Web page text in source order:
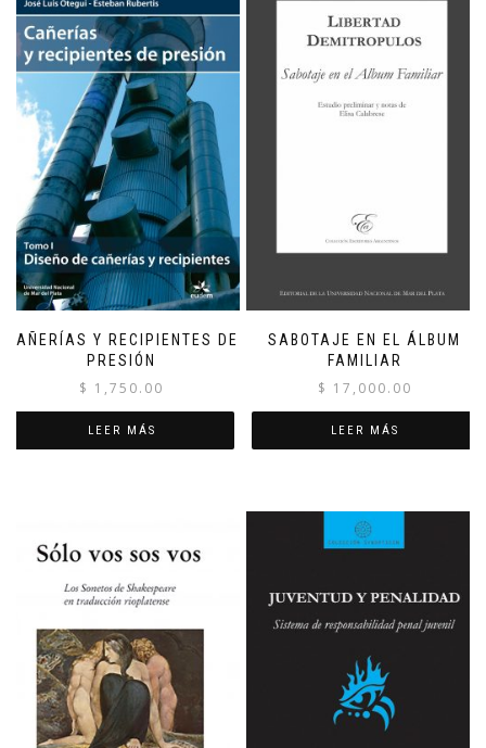
CAÑERÍAS Y RECIPIENTES DE
PRESIÓN
$ 1,750.00
LEER MÁS
SABOTAJE EN EL ÁLBUM
FAMILIAR
$ 17,000.00
LEER MÁS